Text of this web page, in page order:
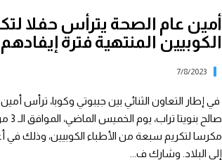
أمين عام الصحة يترأس حفلا
الكوبيين المنتهية فترة إيفادهم
7/8/2023
في إطار التعاون الثنائي بين جيبوتي وكوبا، ترأس
مكرسا لتكريم سبعة من الأطباء الكوبيين، وذلك في
إلى البلاد. وشارك ف...